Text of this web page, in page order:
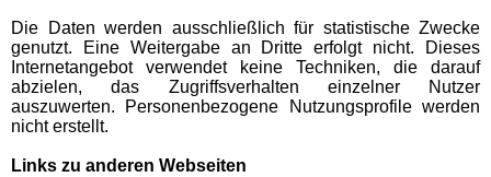
Die Daten werden ausschließlich für statistische Zwecke
genutzt. Eine Weitergabe an Dritte erfolgt nicht. Dieses
Internetangebot verwendet keine Techniken, die darauf
abzielen, das Zugriffsverhalten einzelner Nutzer
auszuwerten. Personenbezogene Nutzungsprofile werden
nicht erstellt.
Links zu anderen Webseiten